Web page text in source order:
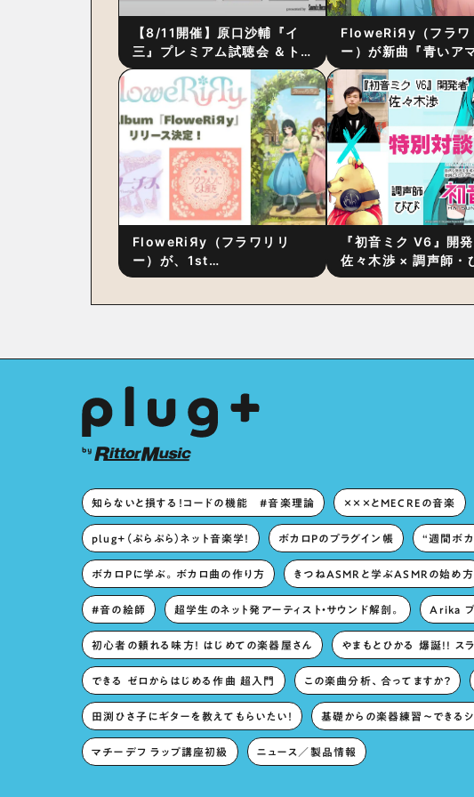
【8/11開催】原口沙輔『イ
三』プレミアム試聴会 ＆ト
ーク・セッション 〜完成直
後の“ピュアな原音体験”と制
作秘話
FloweRiЯy（フラワ
ー）が新曲『青いア
ス』をリリース！
ム詳細も発表
FloweRiЯy（フラワリリ
ー）が、1st
Album『FloweRiЯy』を9
『初音ミク V6』開発
佐々木渉 × 調声師・
別対談 〜豊かな歌声
知らないと損する！コードの機能 #音楽理論 ×××とMECREの音楽
plug+（ぷらぷら）ネット音楽学！ ボカロPのプラグイン帳 “週間ボカ
ボカロPに学ぶ。ボカロ曲の作り方 きつねASMRと学ぶASMRの始め方
#音の絵師 超学生のネット発アーティスト・サウンド解剖。 Arika プ
初心者の頼れる味方！ はじめての楽器屋さん やまもとひかる 爆誕!! スラ
できる ゼロからはじめる作曲 超入門 この楽曲分析、合ってますか？
田渕ひさ子にギターを教えてもらいたい！ 基礎からの楽器練習〜できる
マチーデフ ラップ講座初級 ニュース／製品情報